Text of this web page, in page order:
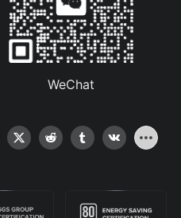
WeChat